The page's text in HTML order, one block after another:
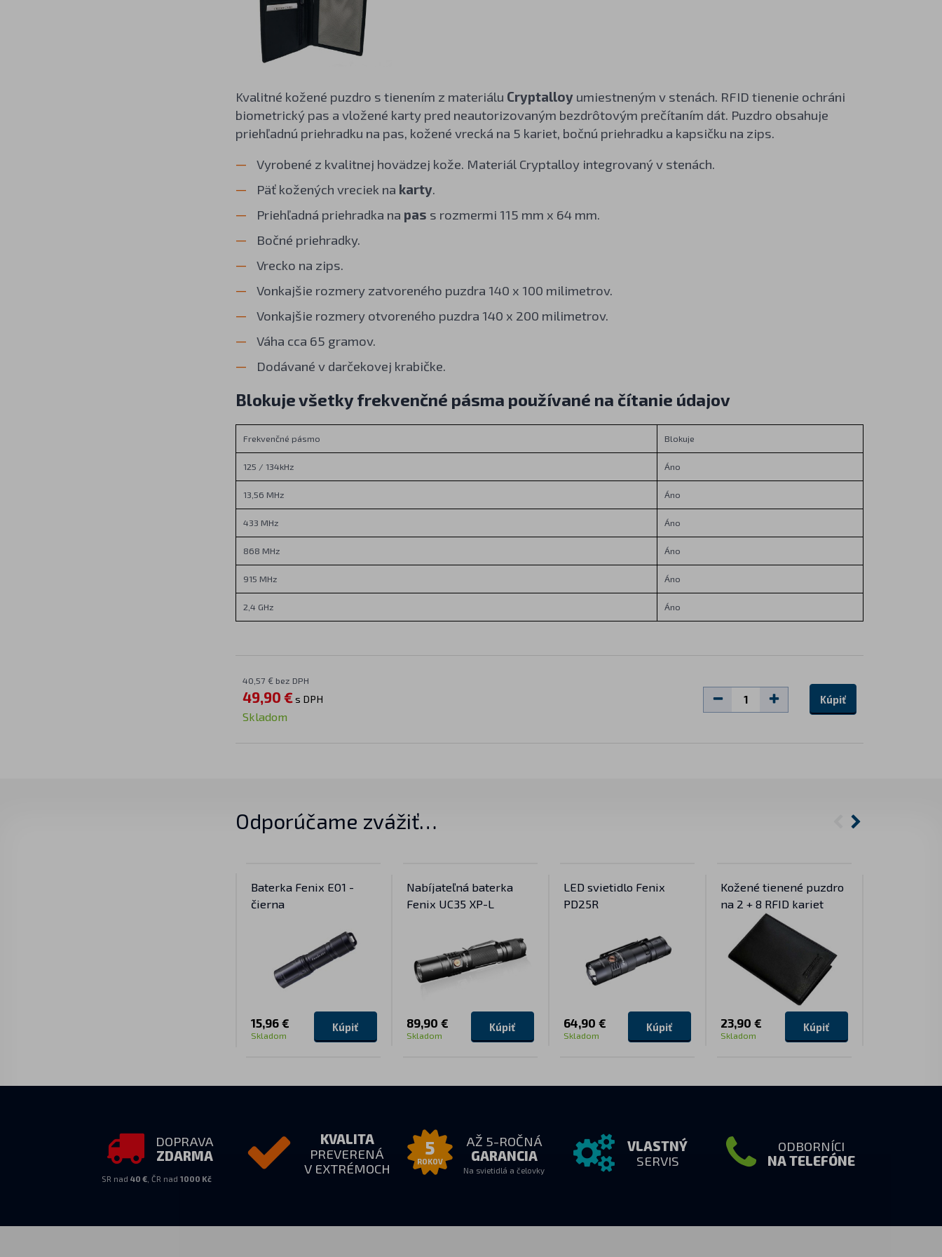
Kvalitné kožené puzdro s tienením z materiálu Cryptalloyumiestneným v stenách. RFID tienenie ochráni
biometrický pas a vložené karty pred neautorizovaným bezdrôtovým prečítaním dát. Puzdro obsahuje
priehľadnú priehradku na pas, kožené vrecká na 5 kariet, bočnú priehradku a kapsičku na zips.
Vyrobené z kvalitnej hovädzej kože. Materiál Cryptalloy integrovaný v stenách.
Päť kožených vreciek na karty.
Priehľadná priehradka na pas s rozmermi 115 mm x 64 mm.
Bočné priehradky.
Vrecko na zips.
Vonkajšie rozmery zatvoreného puzdra 140 x 100 milimetrov.
Vonkajšie rozmery otvoreného puzdra 140 x 200 milimetrov.
Váha cca 65 gramov.
Dodávané v darčekovej krabičke.
Blokuje všetky frekvenčné pásma používané na čítanie údajov
Frekvenčné pásmo Blokuje
125 / 134kHz Áno
13,56 MHz Áno
433 MHz Áno
868 MHz Áno
915 MHz Áno
2,4 GHz Áno
40,57 € bez DPH
49,90 €s DPH
Skladom
Kúpiť
Odporúčame zvážiť…
Baterka Fenix E01 -
čierna
15,96 €
Skladom
Kúpiť
Nabíjateľná baterka
Fenix UC35 XP-L
89,90 €
Skladom
Kúpiť
LED svietidlo Fenix
PD25R
64,90 €
Skladom
Kúpiť
Kožené tienené puzdro
na 2 + 8 RFID kariet
23,90 €
Skladom
Kúpiť
DOPRAVA
ZDARMA
SR nad40 € , ČR nad1000 Kč
KVALITA
PREVERENÁ
V EXTRÉMOCH
5
ROKOV
AŽ 5-ROČNÁ
GARANCIA
Na svietidlá a čelovky
VLASTNÝ
SERVIS
ODBORNÍCI
NA TELEFÓNE